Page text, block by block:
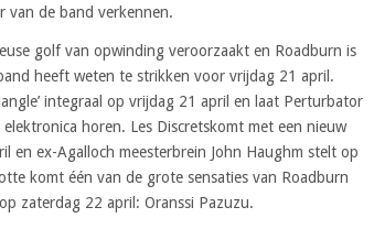
van de band verkennen.
golf van opwinding veroorzaakt en Roadburn is
heeft weten te strikken voor vrijdag 21 april.
integraal op vrijdag 21 april en laat Perturbator
horen. Les Discretskomt met een nieuw
en ex-Agalloch meesterbrein John Haughm stelt op
komt één van de grote sensaties van Roadburn
zaterdag 22 april: Oranssi Pazuzu.